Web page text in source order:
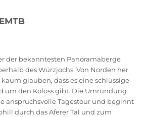
der bekanntesten Panoramaberge
des Würzjochs. Von Norden her
glauben, dass es eine schlüssige
um den Koloss gibt. Die Umrundung
anspruchsvolle Tagestour und beginnt
durch das Aferer Tal und zum